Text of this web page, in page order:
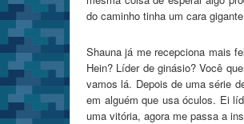
do caminho tinha um cara
Shauna já me recepciona mais
Hein? Líder de ginásio? Você
vamos lá. Depois de uma série
em alguém que usa óculos. Ei
uma vitória, agora me passa a